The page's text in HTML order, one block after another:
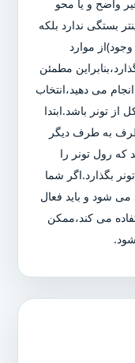
واضح و یا محو
بستگی ندارد بلکه
موارد
مطمئن
می دهید،انتخاب
تونر باشد.ابتدا
طرف به طرف دیگر
که رول تونر را
بگذارد.اگر شما
می شود و باید فعال
می کند،ممکن